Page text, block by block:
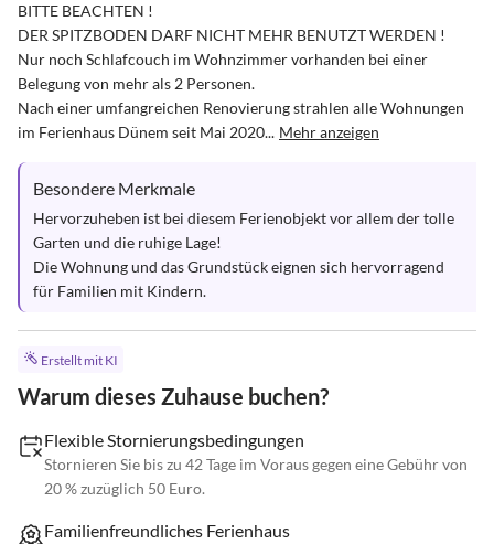
BITTE BEACHTEN !
DER SPITZBODEN DARF NICHT MEHR BENUTZT WERDEN !
Nur noch Schlafcouch im Wohnzimmer vorhanden bei einer
Belegung von mehr als 2 Personen.
Nach einer umfangreichen Renovierung strahlen alle Wohnungen
im Ferienhaus Dünem seit Mai 2020... Mehr anzeigen
Besondere Merkmale
Hervorzuheben ist bei diesem Ferienobjekt vor allem der tolle
Garten und die ruhige Lage!
Die Wohnung und das Grundstück eignen sich hervorragend
für Familien mit Kindern.
Erstellt mit KI
Warum dieses Zuhause buchen?
Flexible Stornierungsbedingungen
Stornieren Sie bis zu 42 Tage im Voraus gegen eine Gebühr von
20 % zuzüglich 50 Euro.
Familienfreundliches Ferienhaus